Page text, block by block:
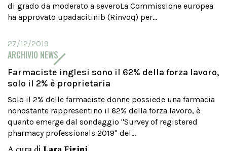
di grado da moderato a severoLa Commissione europea
ha approvato upadacitinib (Rinvoq) per...
27/12/2019
ARCHIVIO NEWS
Farmaciste inglesi sono il 62% della forza lavoro,
solo il 2% è proprietaria
Solo il 2% delle farmaciste donne possiede una farmacia
nonostante rappresentino il 62% della forza lavoro, è
quanto emerge dal sondaggio "Survey of registered
pharmacy professionals 2019" del...